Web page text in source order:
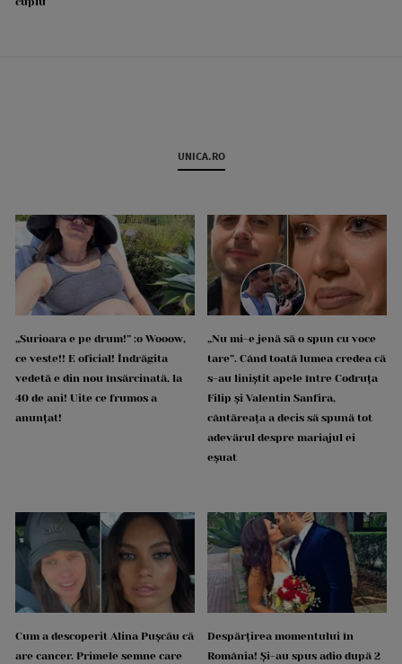
UNICA.RO
„Surioara e pe drum!” :o Wooow,
ce veste!! E oficial! Îndrăgita
vedetă e din nou însărcinată, la
40 de ani! Uite ce frumos a
anunțat!
„Nu mi-e jenă să o spun cu voce
tare”. Când toată lumea credea că
s-au liniștit apele între Codruța
Filip și Valentin Sanfira,
cântăreața a decis să spună tot
adevărul despre mariajul ei
eșuat
Cum a descoperit Alina Pușcău că
are cancer. Primele semne care
Despărțirea momentului în
România! Și-au spus adio după 2